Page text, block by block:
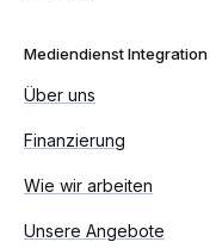
Mediendienst Integration
Über uns
Finanzierung
Wie wir arbeiten
Unsere Angebote